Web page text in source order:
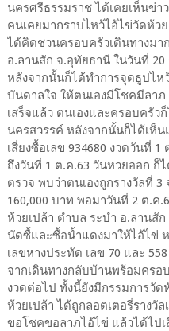
นครศรีธรรมราช ได้เคยเห็นข่
คนเคยมากราบไหว้ไอ้ไข่วัดห้ว
ได้คิดชวนครอบครัวเดินทางมา
อ.ลานสัก จ.อุทัยธานี ในวันที่
หลังจากนั้นก็ได้ทำการจุดธูปไห
บันดาลใจ ให้ตนเองมีโชคมีลา
เสร็จแล้ว ตนเองและครอบครัว
นครสวรรค์ หลังจากนั้นก็ได้เห็
เสี่ยงซื้อเลข 934680 งวดวันที่
ถึงวันที่ 1 ต.ค.63 วันหวยออก ก็
ตรวจ พบว่าตนเองถูกรางวัลที่ 3
160,000 บาท พอมาวันที่ 2 ต.ค
ห้วยเปล้า ตำบล ระบำ อ.ลานสั
นัดซื้และซื้อน้ำแดงมาให้ไอ้ไข่
เลขหางประทัด เลข 70 และ
จากเดินทางกลับบ้านพร้อมครอ
งวดต่อไป ทั้งนี้ยังมีกรรมการวัด
ห้วยเปล้า ได้ถูกลอตเตอรี่รางวั
ขอโชคขอลาภไอ้ไข่ แล้วได้ไปเ